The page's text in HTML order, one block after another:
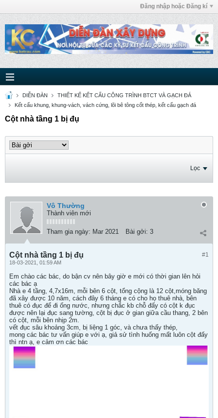
Đăng nhập hoặc Đăng kí
DIỄN ĐÀN
THIẾT KẾ KẾT CẤU CÔNG TRÌNH BTCT VÀ GẠCH ĐÁ
Kết cấu khung, khung-vách, vách cứng, lõi bê tông cốt thép, kết cấu gạch đá
Cột nhà tầng 1 bị đụ
Lọc
Vô Thường
Thành viên mới
Tham gia ngày: Mar 2021 Bài gởi: 3
#1
Cột nhà tầng 1 bị đụ
18-03-2021, 01:59 AM
Em chào các bác, do bận cv nên bây giờ e mới có thời gian lên hỏi
các bác ạ
Nhà e 4 tầng, 4,7x16m, mỗi bên 6 cột, tổng cộng là 12 cột,móng băng
đã xây được 10 năm, cách đây 6 tháng e có cho họ thuê nhà, bên
thuê có đục để đi ống nước, nhưng chắc kb chỗ đấy có cột k đục
được nên lại đục sang tường, cột bị đục ở gian giữa cầu thang, 2 bên
có cột, mỗi bên nhịp 2m.
vết đục sâu khoảng 3cm, bị liệng 1 góc, và chưa thấy thép,
mong các bác tư vấn giúp e với ạ, giả sử tình huống mất luôn cột đấy
thì ntn ạ, e cảm ơn các bác